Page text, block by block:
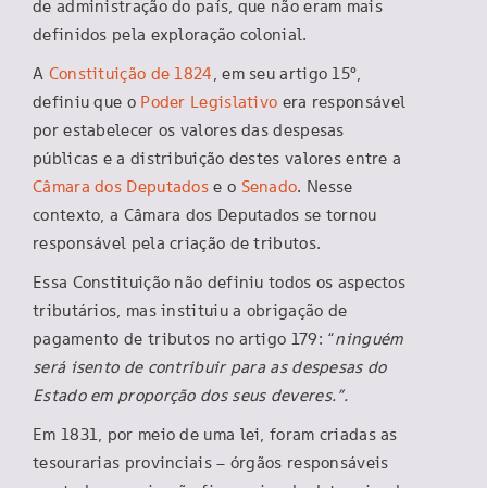
de administração do país, que não eram mais
definidos pela exploração colonial.
A Constituição de 1824, em seu artigo 15°,
definiu que o Poder Legislativo era responsável
por estabelecer os valores das despesas
públicas e a distribuição destes valores entre a
Câmara dos Deputadose o Senado. Nesse
contexto, a Câmara dos Deputados se tornou
responsável pela criação de tributos.
Essa Constituição não definiu todos os aspectos
tributários, mas instituiu a obrigação de
pagamento de tributos no artigo 179: “ninguém
será isento de contribuir para as despesas do
Estado em proporção dos seus deveres.”.
Em 1831, por meio de uma lei, foram criadas as
tesourarias provinciais – órgãos responsáveis